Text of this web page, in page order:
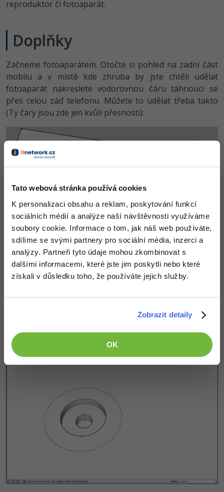
Tato webová stránka používá cookies
K personalizaci obsahu a reklam, poskytování funkcí
sociálních médií a analýze naší návštěvnosti využíváme
soubory cookie. Informace o tom, jak náš web používáte,
sdílíme se svými partnery pro sociální média, inzerci a
analýzy. Partneři tyto údaje mohou zkombinovat s
dalšími informacemi, které jste jim poskytli nebo které
získali v důsledku toho, že používáte jejich služby.
Zobrazit detaily
OK
reproduktor či fotoaparát.
Doplňky
Začneme fotoaparátem. Otočte si pohled na zadní část
mobilu a v místě kde zhruba by jste chtěli udělat
fotoaparát nakreslete vodorovnou čáru táhnoucí se
přes celou záď telefonu. Můžete to udělat třeba takto
(Ty čáry jsou zde jen kvůli přesnosti):
Nyní však fotoaparát musíme doladit. Pomocí nástroje
Offset zmenšíme asi o 75% kolečko které představuje
fotoaparát a poté toto uděláme opět ale tentokrát jen
asi o 40%. Vznikne nám něco jako terč. Poté oba kruhy
nepatrně zatlačíme pomocí nástroje Push/pull dovnitř,
větší kruh méně a menší kruh více. Výsledek vypadá